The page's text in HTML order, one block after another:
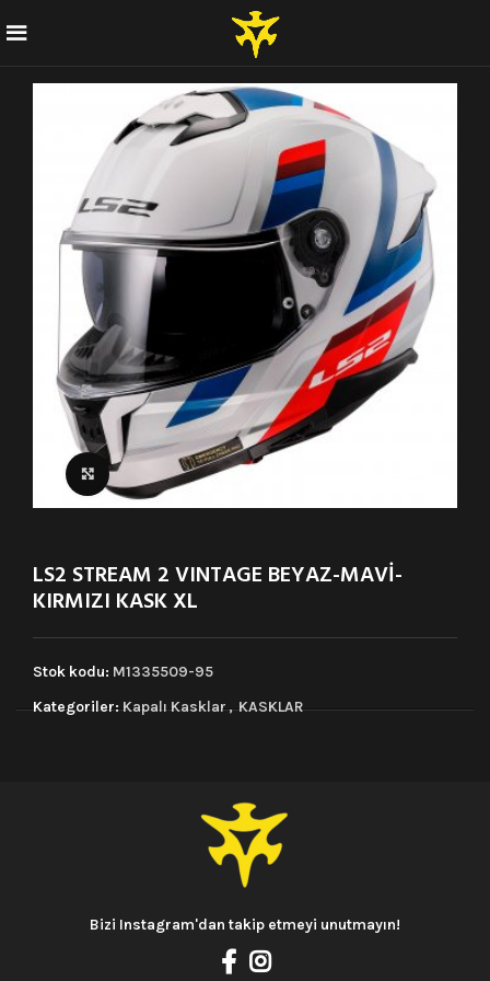
Click to enlarge
LS2 STREAM 2 VINTAGE BEYAZ-MAVİ-
KIRMIZI KASK XL
Stok kodu: M1335509-95
Kategoriler:Kapalı Kasklar, KASKLAR
Bizi Instagram'dan takip etmeyi unutmayın!